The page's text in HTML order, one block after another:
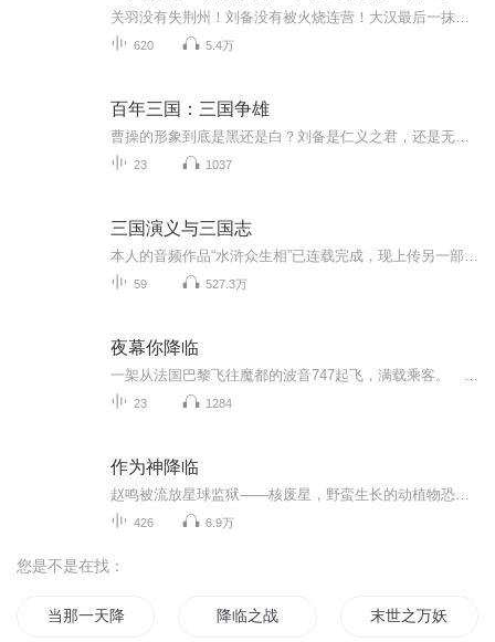
620 5.4万
百年三国：三国争雄
23 1037
三国演义与三国志
59 527.3万
夜幕你降临
23 1284
作为神降临
426 6.9万
您是不是在找：
当那一天降临 降临之战 末世之万妖降临